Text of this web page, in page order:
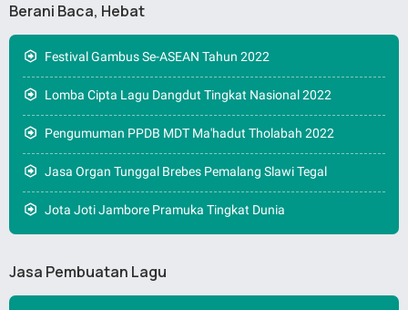
Berani Baca, Hebat
Festival Gambus Se-ASEAN Tahun 2022
Lomba Cipta Lagu Dangdut Tingkat Nasional 2022
Pengumuman PPDB MDT Ma'hadut Tholabah 2022
Jasa Organ Tunggal Brebes Pemalang Slawi Tegal
Jota Joti Jambore Pramuka Tingkat Dunia
Jasa Pembuatan Lagu